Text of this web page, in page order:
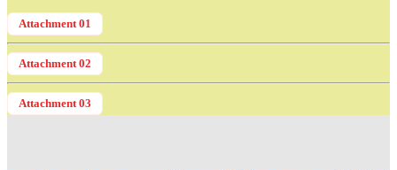
Attachment 01
Attachment 02
Attachment 03